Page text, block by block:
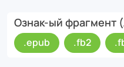
Ознак-ый фрагмент
.epub .fb2